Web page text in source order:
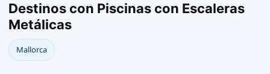
Destinos con Piscinas con Escaleras
Metálicas
Mallorca